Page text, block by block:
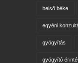
belső béke
egyéni
gyógyítás
gyógyító